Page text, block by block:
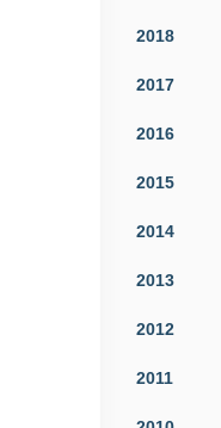
2018
2017
2016
2015
2014
2013
2012
2011